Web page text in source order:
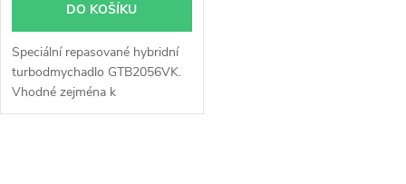
DO KOŠÍKU
Speciální repasované hybridní
turbodmychadlo GTB2056VK.
Vhodné zejména k
výkonnostním úpravám jako